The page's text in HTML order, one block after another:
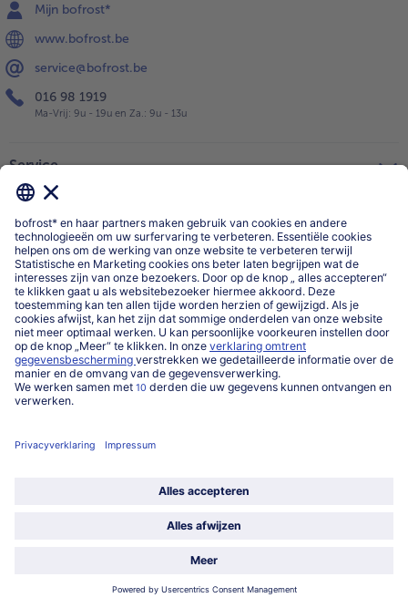
Mijn bofrost*
www.bofrost.be
service@bofrost.be
016 98 1919
Ma-Vrij: 9u - 19u en Za.: 9u - 13u
Service
Categorieën
Land / Taal selecteren